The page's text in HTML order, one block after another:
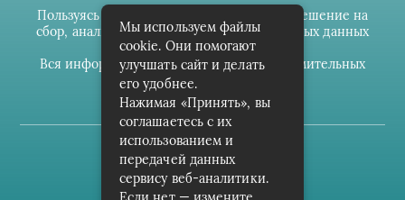
Пользуясь данным ресурсом вы даёте разрешение на
сбор, анализ и хранение своих персональных данных
согласноПравилам
Вся информация предоставлена в ознакомительных
целях.
(c) cpark-avto.ru
Карта сайта
Мы используем файлы
cookie. Они помогают
улучшать сайт и делать
его удобнее.
Нажимая «Принять», вы
соглашаетесь с их
использованием и
передачей данных
сервису веб-аналитики.